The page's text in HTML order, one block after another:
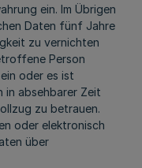
ein. Im Übrigen
Daten fünf Jahre
zu vernichten
Person
oder es ist
absehbarer Zeit
zu betrauen.
oder elektronisch
über